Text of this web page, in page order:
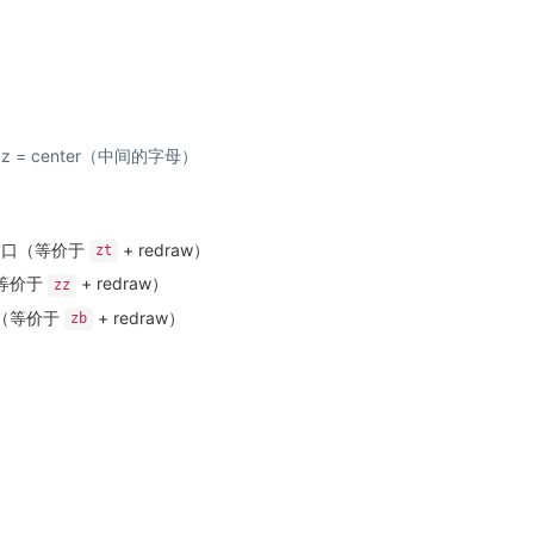
center（中间的字母）
（等价于 zt
+ redraw）
价于
zz
+ redraw）
等价于
zb + redraw）